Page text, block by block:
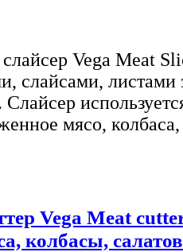
Vega Meat
слайсами,
мясо,
Vega Meat
колбасы, салатов